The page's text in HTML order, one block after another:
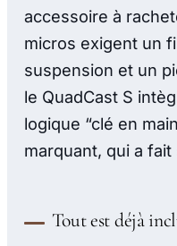
accessoire à
micros exigent un
suspension et un
le QuadCast S
logique “clé en
marquant, qui a
Tout est déjà